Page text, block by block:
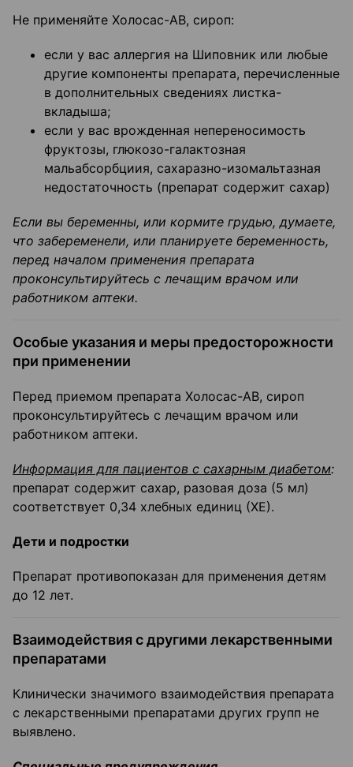
Не применяйте Холосас-АВ, сироп:
если у вас аллергия на Шиповник или любые
другие компоненты препарата, перечисленные
в дополнительных сведениях листка-
вкладыша;
если у вас врожденная непереносимость
фруктозы, глюкозо-галактозная
мальабсорбциия, сахаразно-изомальтазная
недостаточность (препарат содержит сахар)
Если вы беременны, или кормите грудью, думаете,
что забеременели, или планируете беременность,
перед началом применения препарата
проконсультируйтесь с лечащим врачом или
работником аптеки.
Особые указания и меры предосторожности
при применении
Перед приемом препарата Холосас-АВ, сироп
проконсультируйтесь с лечащим врачом или
работником аптеки.
Информация для пациентов с сахарным диабетом:
препарат содержит сахар, разовая доза (5 мл)
соответствует 0,34 хлебных единиц (ХЕ).
Дети и подростки
Препарат противопоказан для применения детям
до 12 лет.
Взаимодействия с другими лекарственными
препаратами
Клинически значимого взаимодействия препарата
с лекарственными препаратами других групп не
выявлено.